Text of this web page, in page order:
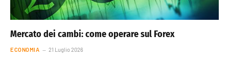
Mercato dei cambi: come operare sul Forex
ECONOMIA 21 Luglio 2026